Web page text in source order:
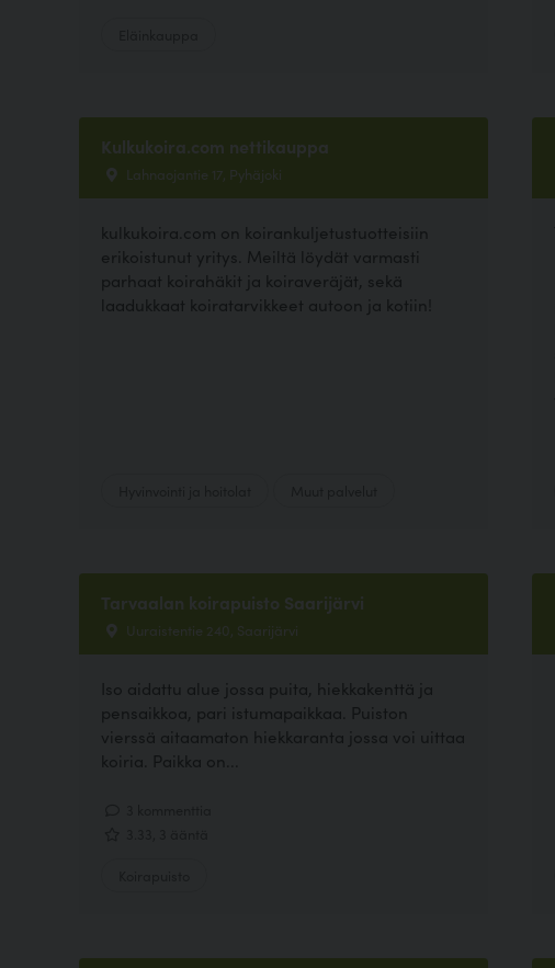
Kulkukoira.com nettikauppa
Lahnaojantie 17, Pyhäjoki
kulkukoira.com on koirankuljetustuotteisiin
erikoistunut yritys. Meiltä löydät varmasti
parhaat koirahäkit ja koiraveräjät, sekä
laadukkaat koiratarvikkeet autoon ja kotiin!
Tarvaalan koirapuisto Saarijärvi
Uuraistentie 240, Saarijärvi
Iso aidattu alue jossa puita, hiekkakenttä ja
pensaikkoa, pari istumapaikkaa. Puiston
vierssä aitaamaton hiekkaranta jossa voi uittaa
koiria. Paikka on...